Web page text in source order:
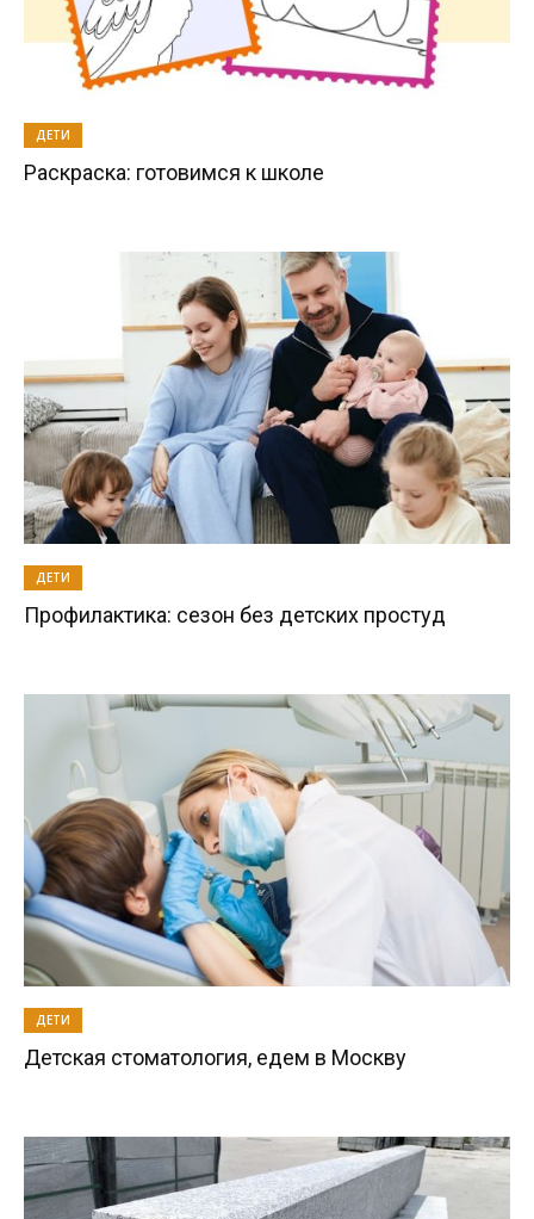
ДЕТИ
Раскраска: готовимся к школе
ДЕТИ
Профилактика: сезон без детских простуд
ДЕТИ
Детская стоматология, едем в Москву